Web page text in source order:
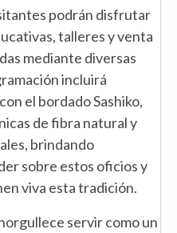
podrán disfrutar
talleres y venta
mediante diversas
incluirá
el bordado Sashiko,
de fibra natural y
brindando
sobre estos oficios y
viva esta tradición.
servir como un